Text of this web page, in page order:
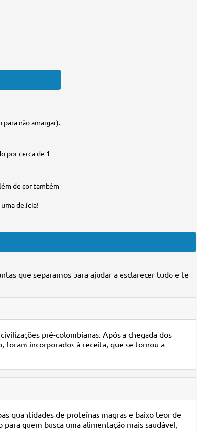
não amargar).
por cerca de 1
de cor também
uma delícia!
que separamos para ajudar a esclarecer tudo e te
pré-colombianas. Após a chegada dos
foram incorporados à receita, que se tornou a
quantidades de proteínas magras e baixo teor de
quem busca uma alimentação mais saudável,